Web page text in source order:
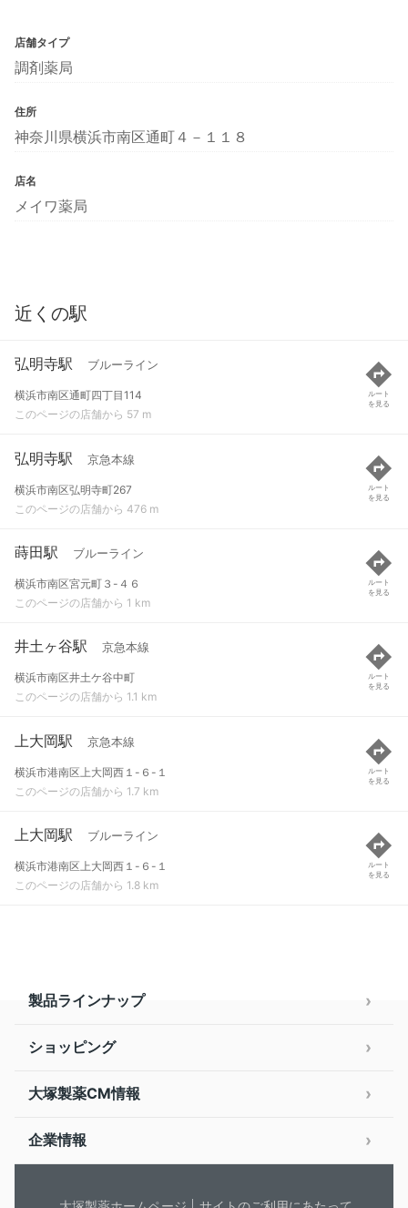
店舗タイプ
調剤薬局
住所
神奈川県横浜市南区通町４－１１８
店名
メイワ薬局
近くの駅
弘明寺駅 ブルーライン
横浜市南区通町四丁目114
このページの店舗から 57 m
ルート
を見る
弘明寺駅 京急本線
横浜市南区弘明寺町267
このページの店舗から 476 m
ルート
を見る
蒔田駅 ブルーライン
横浜市南区宮元町３-４６
このページの店舗から 1 km
ルート
を見る
井土ヶ谷駅 京急本線
横浜市南区井土ケ谷中町
このページの店舗から 1.1 km
ルート
を見る
上大岡駅 京急本線
横浜市港南区上大岡西１-６-１
このページの店舗から 1.7 km
ルート
を見る
上大岡駅 ブルーライン
横浜市港南区上大岡西１-６-１
このページの店舗から 1.8 km
ルート
を見る
製品ラインナップ
ショッピング
大塚製薬CM情報
企業情報